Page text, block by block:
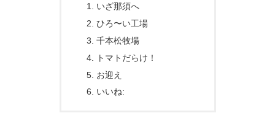
いざ那須へ
ひろ〜い工場
千本松牧場
トマトだらけ！
お迎え
いいね: